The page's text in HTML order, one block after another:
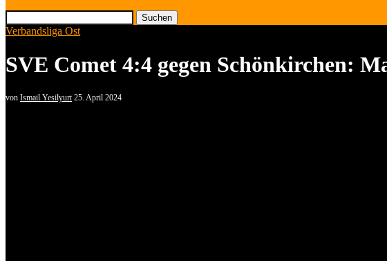
Suchen
Verbandsliga Ost
SVE Comet 4:4 gegen Schönkirchen:
von Ismail Yesilyurt 25. April 2024